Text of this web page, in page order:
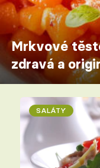
Mrkvové
zdravá a
SALÁTY